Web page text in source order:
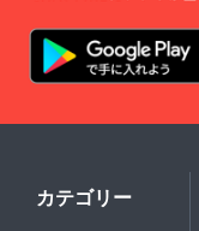
カテゴリー